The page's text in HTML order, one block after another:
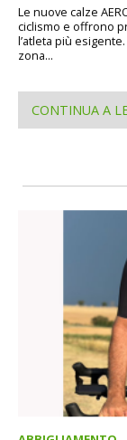
Le nuove calze
ciclismo e offrono
l’atleta più
zona...
CONTINUA A